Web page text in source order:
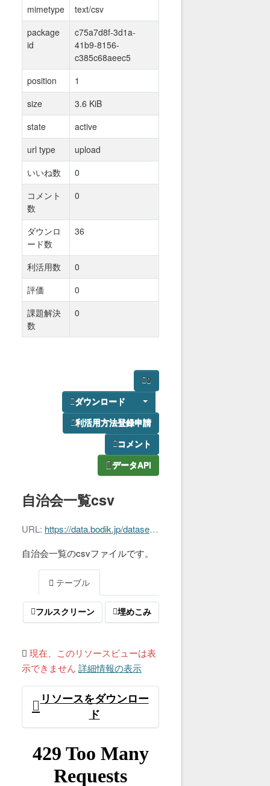
0
ダウンロード
利活用方法登録申請
コメント
データAPI
自治会一覧csv
URL: https://data.bodik.jp/dataset/c75a7d8f-3d1a-41b9-8156-c385c68aeec5/resource/557a05c7-df0a-4e6c-a3b7-895308ce7ff3/download/zitikaiitiran.csv
自治会一覧のcsvファイルです。
テーブル
フルスクリーン 埋めこみ
現在、このリソースビューは表
示できません 詳細情報の表示
リソースをダウンロー
ド
mimetype
text/csv
package
id
c75a7d8f-3d1a-
41b9-8156-
c385c68aeec5
position
1
size
3.6 KiB
state
active
url type
upload
いいね数
0
コメント
数
0
ダウンロ
ード数
36
利活用数
0
評価
0
課題解決
数
0